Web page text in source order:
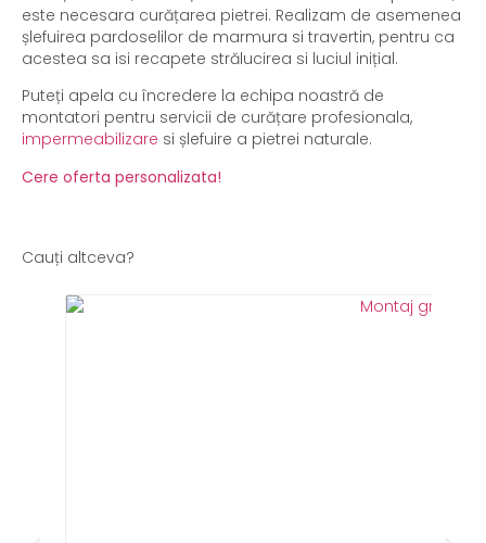
Cauți altceva?
este necesara curățarea pietrei. Realizam de asemenea
șlefuirea pardoselilor de marmura si travertin, pentru ca
acestea sa isi recapete strălucirea si luciul inițial.
Puteți apela cu încredere la echipa noastră de
montatori pentru servicii de curățare profesionala,
impermeabilizare si șlefuire a pietrei naturale.
Cere oferta personalizata!